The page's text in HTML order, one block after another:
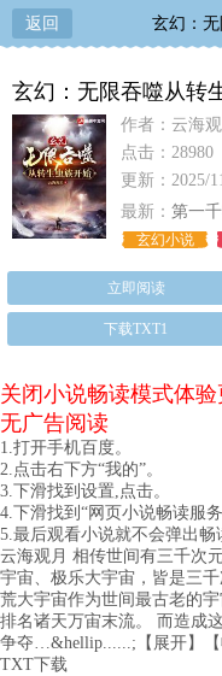
返回 玄幻：
玄幻：无限吞噬从转
作者：云海观
点击：28980
更新：2025/
最新： 第一
玄幻小说
立即阅读
下载TXT1
关闭小说畅读模式体
无广告阅读
1.打开手机百度。
2.点击右下方“我的”。
3.下滑找到设置,点击。
4.下滑找到“网页小说畅读服务
5.最后观看小说就不会弹出畅
云海观月 相传世间有三千次
宇宙、极乐大宇宙，皆是三
荒大宇宙作为世间最古老的
排名诸天万宙末流。 而造成
争夺…&hellip......;【展开】
TXT下载